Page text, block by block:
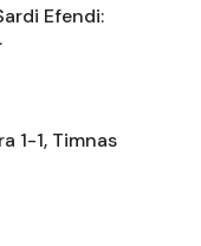
Efendi:
1-1, Timnas